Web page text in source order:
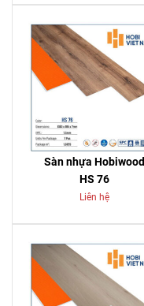
Sàn nhựa Hobiwood
HS 76
Liên hệ